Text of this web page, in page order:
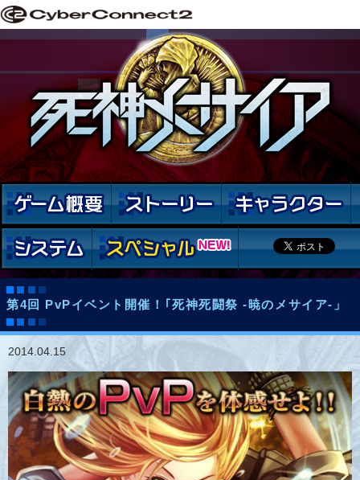
第4回 PvPイベント開催！｢死神死闘祭 -暁のメサイア-」
2014.04.15